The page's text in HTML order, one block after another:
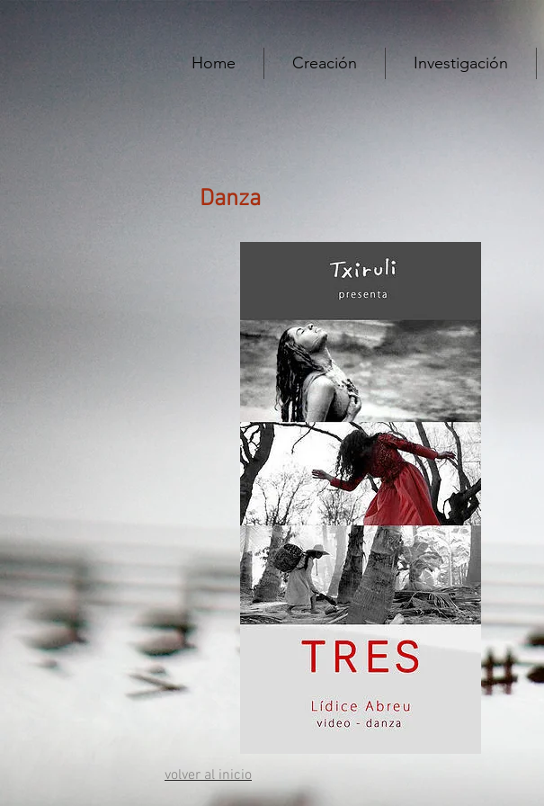
Home Creación Investigación
Danza
volver al inicio